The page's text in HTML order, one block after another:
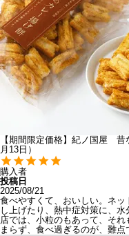
【期間限定価格】紀ノ国屋 昔
月13日）
購入者
投稿日
2025/08/21
食べやすくて、おいしい。ネ
し上げたり、熱中症対策に、
店では、小粒のもあって、そ
まらず、食べ過ぎるのが、難点